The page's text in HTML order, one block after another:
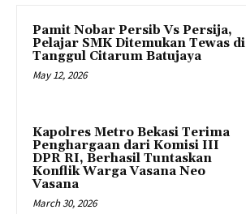
Pamit Nobar Persib Vs Persija,
Pelajar SMK Ditemukan Tewas di
Tanggul Citarum Batujaya
May 12, 2026
Kapolres Metro Bekasi Terima
Penghargaan dari Komisi III
DPR RI, Berhasil Tuntaskan
Konflik Warga Vasana Neo
Vasana
March 30, 2026